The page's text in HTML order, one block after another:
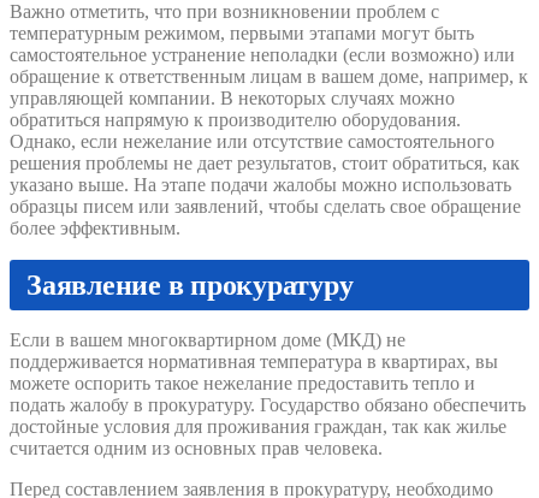
Важно отметить, что при возникновении проблем с
температурным режимом, первыми этапами могут быть
самостоятельное устранение неполадки (если возможно) или
обращение к ответственным лицам в вашем доме, например, к
управляющей компании. В некоторых случаях можно
обратиться напрямую к производителю оборудования.
Однако, если нежелание или отсутствие самостоятельного
решения проблемы не дает результатов, стоит обратиться, как
указано выше. На этапе подачи жалобы можно использовать
образцы писем или заявлений, чтобы сделать свое обращение
более эффективным.
Заявление в прокуратуру
Если в вашем многоквартирном доме (МКД) не
поддерживается нормативная температура в квартирах, вы
можете оспорить такое нежелание предоставить тепло и
подать жалобу в прокуратуру. Государство обязано обеспечить
достойные условия для проживания граждан, так как жилье
считается одним из основных прав человека.
Перед составлением заявления в прокуратуру, необходимо